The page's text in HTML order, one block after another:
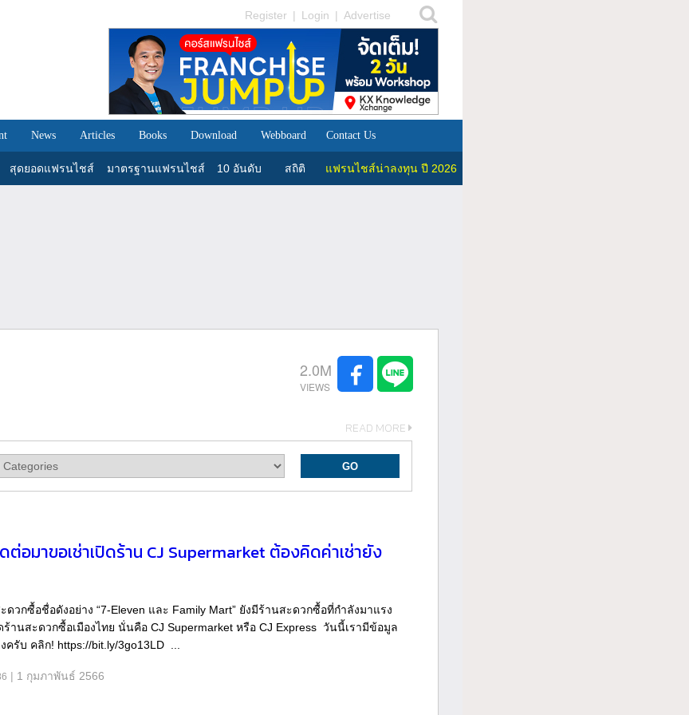
Register | Login | Advertise
News Articles Books Download Webboard Contact Us
สุดยอดแฟรนไชส์ มาตรฐานแฟรนไชส์ 10 อันดับ สถิติ แฟรนไชส์น่าลงทุน ปี 2026
2.0M
READ MORE
ต่อมาขอเช่าเปิดร้าน CJ Supermarket ต้องคิดค่าเช่ายัง
วกซื้อชื่อดังอย่าง “7-Eleven และ Family Mart” ยังมีร้านสะดวกซื้อที่กำลังมาแรง
านสะดวกซื้อเมืองไทย นั่นคือ CJ Supermarket หรือ CJ Express วันนี้เรามีข้อมูล
รับ คลิก! https://bit.ly/3go13LD ...
| 1 กุมภาพันธ์ 2566